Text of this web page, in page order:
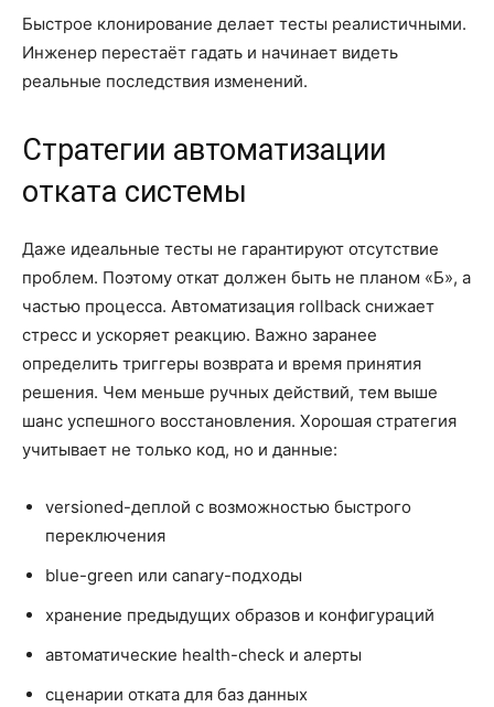
Быстрое клонирование делает тесты реалистичными.
Инженер перестаёт гадать и начинает видеть
реальные последствия изменений.
Стратегии автоматизации
отката системы
Даже идеальные тесты не гарантируют отсутствие
проблем. Поэтому откат должен быть не планом «Б», а
частью процесса. Автоматизация rollback снижает
стресс и ускоряет реакцию. Важно заранее
определить триггеры возврата и время принятия
решения. Чем меньше ручных действий, тем выше
шанс успешного восстановления. Хорошая стратегия
учитывает не только код, но и данные:
versioned-деплой с возможностью быстрого
переключения
blue-green или canary-подходы
хранение предыдущих образов и конфигураций
автоматические health-check и алерты
сценарии отката для баз данных